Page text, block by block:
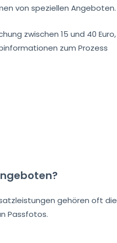
von speziellen Angeboten.
zwischen 15 und 40 Euro,
zum Prozess
gehören oft die
Passfotos.